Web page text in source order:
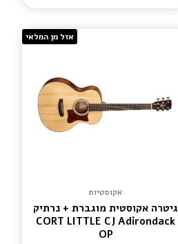
אזל מן המלאי
אקוסטיות
גיטרה אקוסטית מוגברת + נרתיק
CORT LITTLE CJ Adirondack
OP